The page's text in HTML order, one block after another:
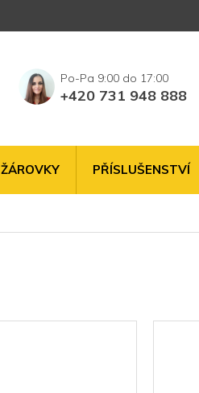
+420 731 948 888
ŽÁROVKY PŘÍSLUŠENSTVÍ